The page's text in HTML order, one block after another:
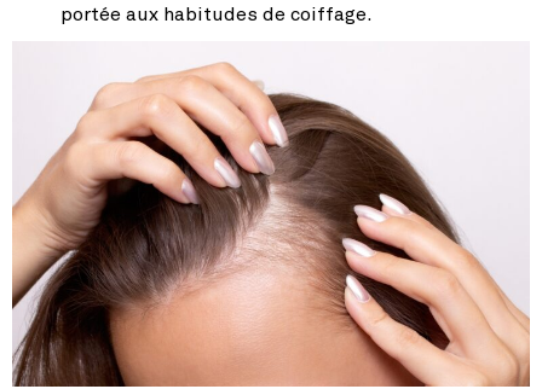
portée aux habitudes de coiffage.